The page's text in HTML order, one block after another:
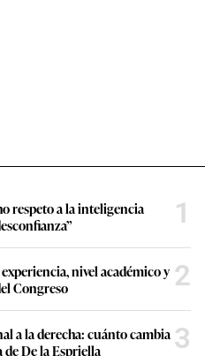
respeto a la inteligencia
1
nivel académico y
Congreso
2
a la derecha: cuánto cambia
De la Espriella
3